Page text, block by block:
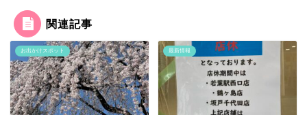
関連記事
お出かけスポット 最新情報